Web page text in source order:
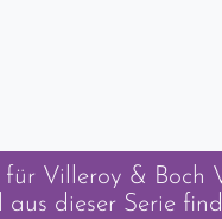
für Villeroy & Boch
dieser Serie